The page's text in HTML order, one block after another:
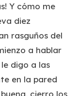
Y cómo me
diez
rasguños del
a hablar
digo a las
en la pared
cierro los